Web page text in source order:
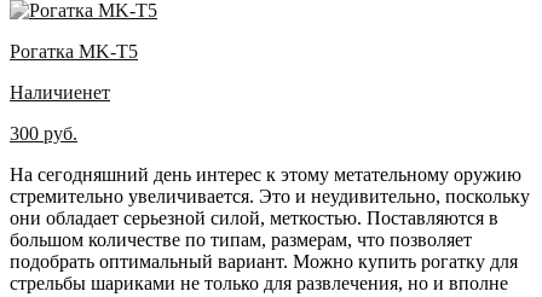
Рогатка MK-T5
Наличиенет
300 руб.
На сегодняшний день интерес к этому метательному оружию
стремительно увеличивается. Это и неудивительно, поскольку
они обладает серьезной силой, меткостью. Поставляются в
большом количестве по типам, размерам, что позволяет
подобрать оптимальный вариант. Можно купить рогатку для
стрельбы шариками не только для развлечения, но и вполне